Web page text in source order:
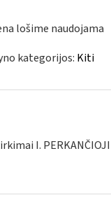
lošime naudojama
kategorijos: Kiti
I. PERKANČIOJI